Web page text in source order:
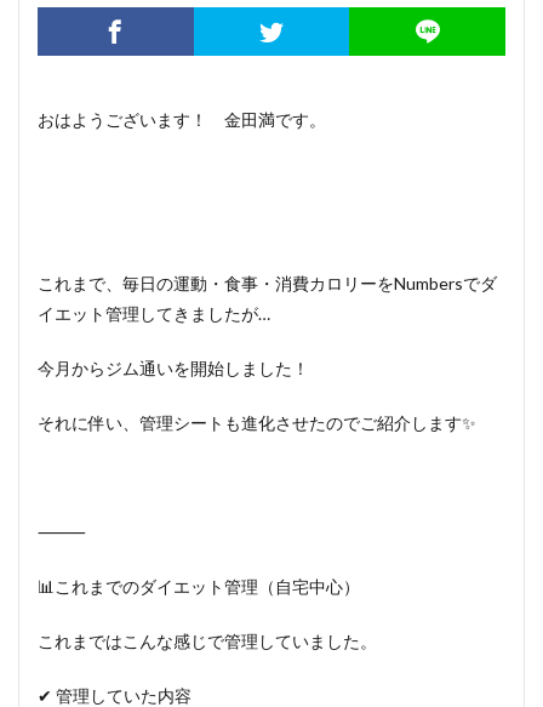
おはようございます！ 金田満です。
これまで、毎日の運動・食事・消費カロリーをNumbersでダ
イエット管理してきましたが…
今月からジム通いを開始しました！
それに伴い、管理シートも進化させたのでご紹介します✨
⸻
📊これまでのダイエット管理（自宅中心）
これまではこんな感じで管理していました。
✔ 管理していた内容